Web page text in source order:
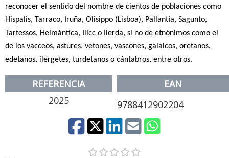
reconocer el sentido del nombre de cientos de poblaciones como
Hispalis, Tarraco, Iruña, Olisippo (Lisboa), Pallantia, Sagunto,
Tartessos, Helmántica, Ilicc o Ilerda, si no de etnónimos como el
de los vacceos, astures, vetones, vascones, galaicos, oretanos,
edetanos, ilergetes, turdetanos o cántabros, entre otros.
REFERENCIA
2025
EAN
9788412902204